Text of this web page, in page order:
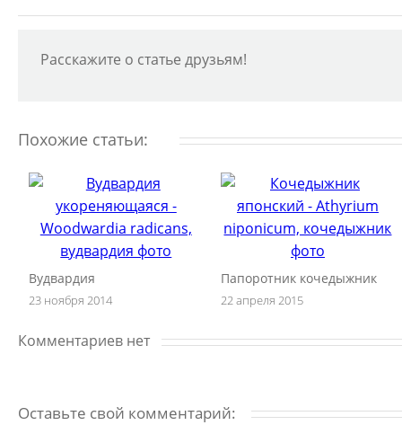
Расскажите о статье друзьям!
Похожие статьи:
Вудвардия
23 ноября 2014
Папоротник кочедыжник
22 апреля 2015
Комментариев нет
Оставьте свой комментарий: